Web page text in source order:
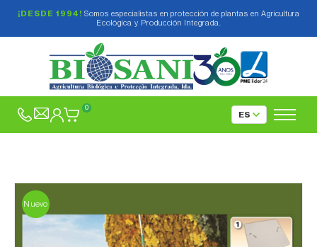
¡DESDE 1994! Somos especialistas en protección de plantas en Agricultura
Ecológica y Producción Integrada.
0
Nuevo